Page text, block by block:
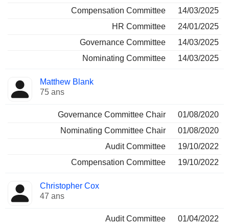
Compensation Committee
14/03/2025
HR Committee
24/01/2025
Governance Committee
14/03/2025
Nominating Committee
14/03/2025
Matthew Blank
75 ans
Governance Committee Chair
01/08/2020
Nominating Committee Chair
01/08/2020
Audit Committee
19/10/2022
Compensation Committee
19/10/2022
Christopher Cox
47 ans
Audit Committee
01/04/2022